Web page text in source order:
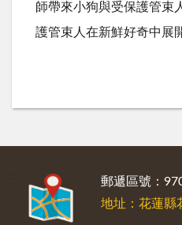
師帶來小狗與受保護管束
護管束人在新鮮好奇中展
郵遞區號：
地址：花蓮縣